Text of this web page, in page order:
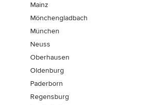
Mainz
Mönchen­gladbach
München
Neuss
Oberhausen
Oldenburg
Paderborn
Regensburg